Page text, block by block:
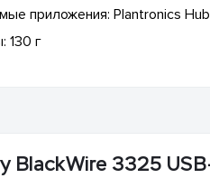
приложения: Plantronics
130 г
BlackWire 3325